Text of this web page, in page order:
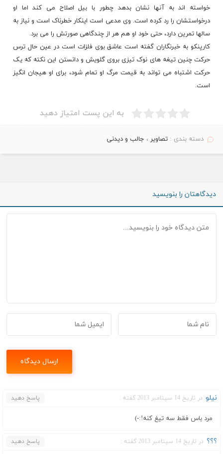
خواسته اند به آنها نشان بدهد چطور با بیل اصلاح می کند اما او
درخواستشان را رد کرده است. وی مدعی است اینکار خطرناک است و نیاز به
سالها تمرین دارد، حتی خود او هم هر از چندگاهی صورتش را می برد.
کارپنکو به خبرنگاران گفته است عاشق بوی فلزات است در عین حال ترس
حرکت چنین تیغه های نوک تیزی بروی گلویش و دانستن این نکته که یک
حرکت اشتباه می تواند به قیمت مرگ اوتمامشود، برای او هیجان انگیز
است.
به این پست امتیاز دهید
دسته بندی :تصاویر ، جالب و دیدنی
دیدگاهتان را بنویسید
نیلو در تاریخ 14 سپتامبر 2013 گفته : پاسخ دهید
مرد باس فقط سه تیغ کنه!:-)
؟؟؟ در تاریخ 14 سپتامبر 2013 گفته : پاسخ دهید